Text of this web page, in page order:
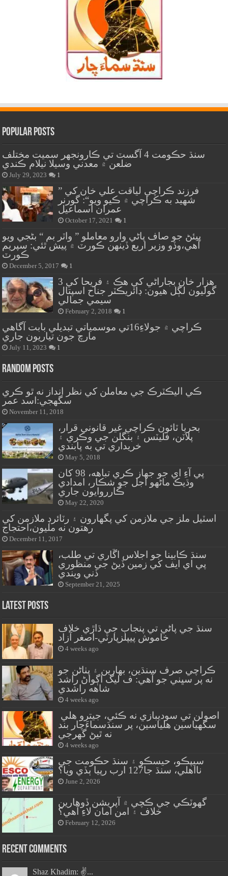
Popular Posts
سنڌ حڪومت 4 آگسٽ تي ڪارونجهر سميت مختلف
ضلعن ۾ معدني وسيلا نيلام ڪندي
July 29, 2023 1
” فرزند ڪراچي لياقت علي خان کي
شهيد به ڪراچي ۾ ڪيو ويو“: گورنر
عمران اسماعيل
October 17, 2021 1
پيئڻ جو صاف پاڻي وارو معاملو ” واٽر بم “ بڻجي ويو
آهي،وڏو وزير اربع ڏينهن ڪورٽ ۾ پيش ٿئي: سپريم
ڪورٽ
December 5, 2017 1
هزار خان بجاراڻي کي هڪ ۽ فريحا کي 3
گوليون لڳل هيون: ڊائريڪٽر جناح اسپتال
سيمي جمالي
February 2, 2018 1
ڪراچي ۾ جولاءِ16تي موسمياتي تبديلي بابت آگاهي
مارچ جون تياريون جاري
July 11, 2023 1
Random Posts
ڪي اليڪٽرڪ جي معاملن کي نظر انداز نه ٿو ڪري
سگهجي:اسد عمر
November 11, 2018
بحريا ٽائون ڪراچي غير قانوني قرار،
پلاٽن، فليٽس ۽ بنگلن جي وڪري ۽
خريداري تي به پابندي
May 5, 2018
پي آءِ اي جو جهاز ڪري تباهه، 98 کان
وڌيڪ ماڻهو اجل جو شڪار، امدادي
ڪارروايون جاري
May 22, 2020
اسٽيل ملز جي ملازمن کي پگهارون ۽ رٽائرڊ ملازمن کي
رهتون نه مليون،احتجاج
December 11, 2017
سنڌ ڪابينا جو اجلاس اڱاري تي طلب،
پي اي ايف کي زمين ڏيڻ جي منظوري
ڏني ويندي
September 21, 2025
Latest Posts
سنڌ جي پاڻي تي پنجاب جي ڌاڙي خلاف
خاموش پيپلزپارٽي-اصغر آزاد
4 weeks ago
ڪراچي صرف سنڌين، بهارين ۽ پٺاڻن جو
نه پر سڀني جو آهي: ف ليگ اڳواڻ راشد
شاهه راشدي
4 weeks ago
سگهياسين هلياسين، پر سنڌسماءَچار بند
نه ٿيڻ گهرجي
4 weeks ago
سيپڪو، حيسڪو ۽ سنڌ حڪومت جي
نااهلي، سنڌ جا127 ارب رپيا ٻڏي ويا؟
June 2, 2026
گهوٽڪي جي ڪچي ۾ آپريشن ڏوهارين
خلاف ۽ امن امان لاءِ آهي؟
February 12, 2026
Recent Comments
Shaz Khadim: ✌️...